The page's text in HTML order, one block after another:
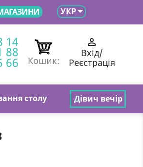
УКР
столу Дівич вечір
14
88
66 Кошик:

Вхід/
Реєстрація